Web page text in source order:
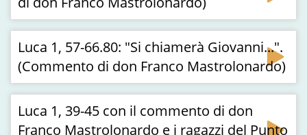
Luca 1, 57-66.80: "Si chiamerà Giovanni...".
(Commento di don Franco Mastrolonardo)
Luca 1, 39-45 con il commento di don
Franco Mastrolonardo e i ragazzi del Punto